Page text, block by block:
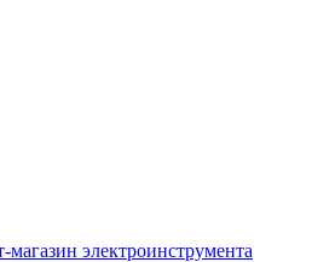
электроинструмента